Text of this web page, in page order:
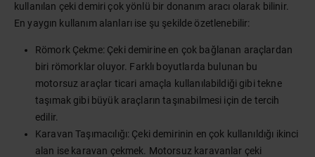
kullanılan çeki demiri çok yönlü bir donanım aracı olarak bilinir.
En yaygın kullanım alanları ise şu şekilde özetlenebilir:
Römork Çekme: Çeki demirine en çok bağlanan araçlardan
biri römorklar oluyor. Farklı boyutlarda bulunan bu
motorsuz araçlar ticari amaçla kullanılabildiği gibi tekne
taşımak gibi büyük araçların taşınabilmesi için de tercih
edilir.
Karavan Taşımacılığı: Çeki demirinin en çok kullanıldığı ikinci
alan ise karavan çekmek. Motorsuz karavanlar çeki